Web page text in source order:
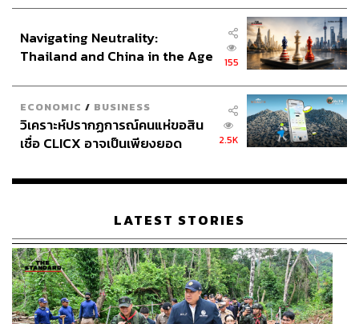
Navigating Neutrality:
Thailand and China in the Age
155
ECONOMIC / BUSINESS
วิเคราะห์ปรากฏการณ์คนแห่ขอสิน
เชื่อ CLICX อาจเป็นเพียงยอด
เรือนไทยที่ถูกซุกไว้
2.5K
LATEST STORIES